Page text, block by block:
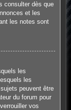
consulter dès que
et les
les notes sont
les
les
peuvent être
du forum pour
vos